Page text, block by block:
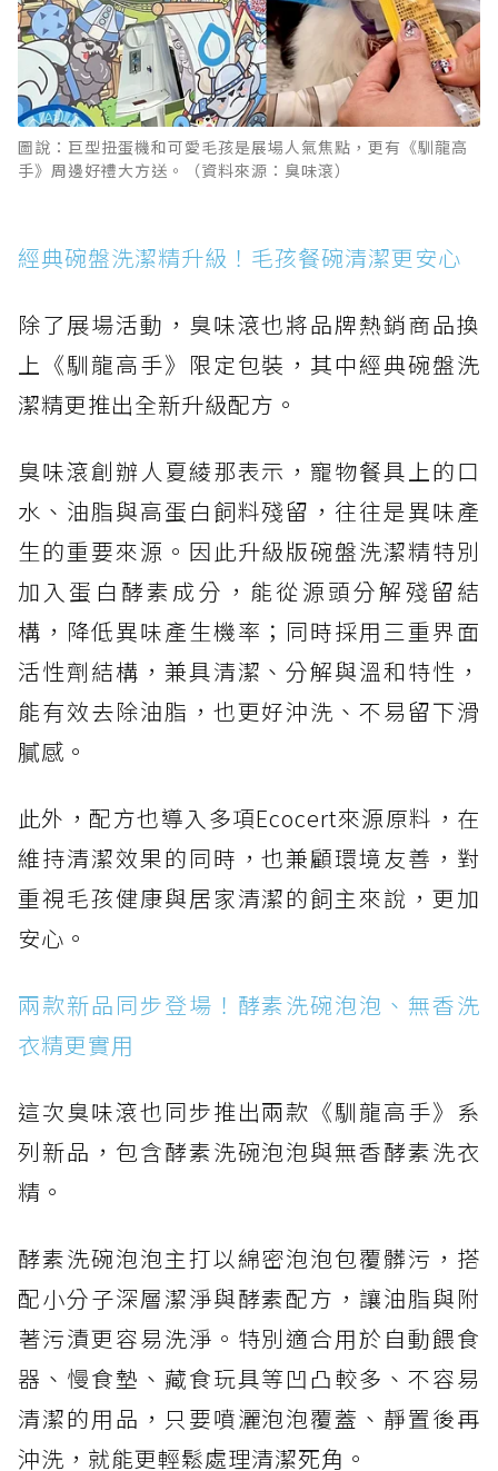
圖說：巨型扭蛋機和可愛毛孩是展場人氣焦點，更有《馴龍高
手》周邊好禮大方送。（資料來源：臭味滾）
經典碗盤洗潔精升級！毛孩餐碗清潔更安心
除了展場活動，臭味滾也將品牌熱銷商品換
上《馴龍高手》限定包裝，其中經典碗盤洗
潔精更推出全新升級配方。
臭味滾創辦人夏綾那表示，寵物餐具上的口
水、油脂與高蛋白飼料殘留，往往是異味產
生的重要來源。因此升級版碗盤洗潔精特別
加入蛋白酵素成分，能從源頭分解殘留結
構，降低異味產生機率；同時採用三重界面
活性劑結構，兼具清潔、分解與溫和特性，
能有效去除油脂，也更好沖洗、不易留下滑
膩感。
此外，配方也導入多項Ecocert來源原料，在
維持清潔效果的同時，也兼顧環境友善，對
重視毛孩健康與居家清潔的飼主來說，更加
安心。
兩款新品同步登場！酵素洗碗泡泡、無香洗
衣精更實用
這次臭味滾也同步推出兩款《馴龍高手》系
列新品，包含酵素洗碗泡泡與無香酵素洗衣
精。
酵素洗碗泡泡主打以綿密泡泡包覆髒污，搭
配小分子深層潔淨與酵素配方，讓油脂與附
著污漬更容易洗淨。特別適合用於自動餵食
器、慢食墊、藏食玩具等凹凸較多、不容易
清潔的用品，只要噴灑泡泡覆蓋、靜置後再
沖洗，就能更輕鬆處理清潔死角。